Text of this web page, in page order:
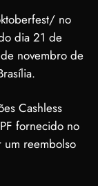
no
dia 21 de
novembro de
Cashless
fornecido no
um reembolso